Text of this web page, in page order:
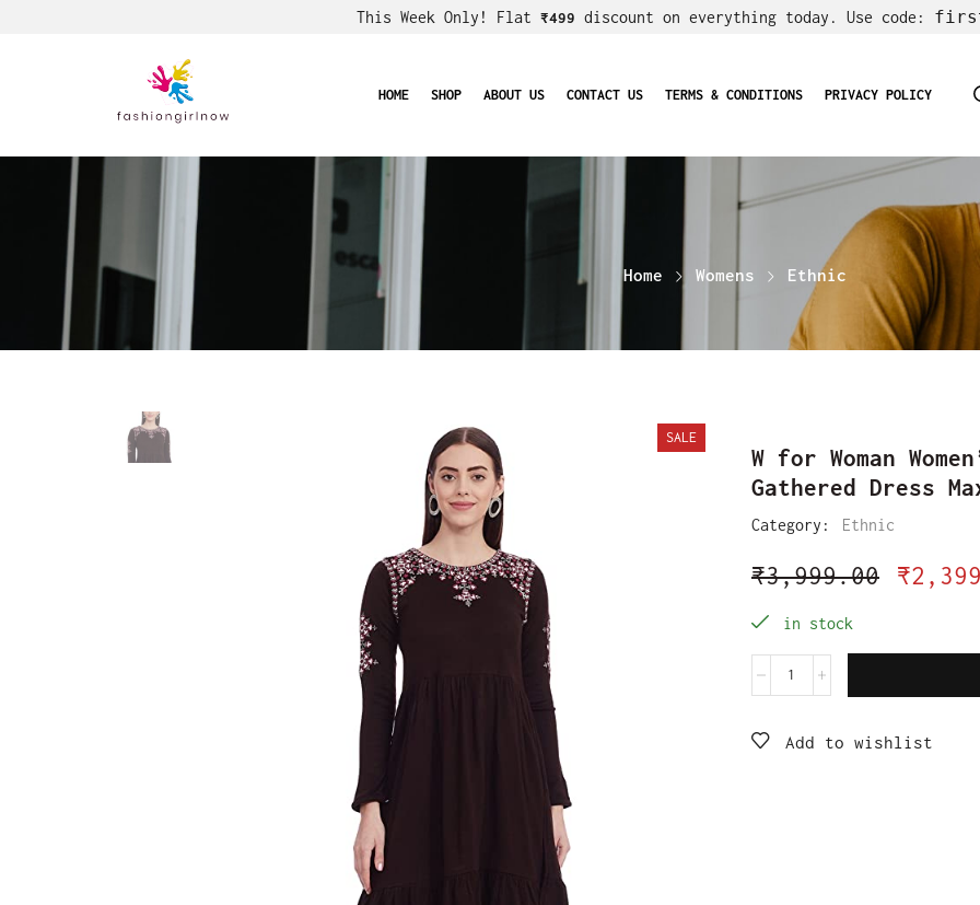
This Week Only! Flat ₹499 discount on everything today. Use code:
HOME SHOP ABOUT US CONTACT US TERMS & CONDITIONS PRIVACY POLICY
Home Womens Ethnic
SALE
W for Woman
Gathered Dress
Category: Ethnic
₹3,999.00 ₹
in stock
Add to wishlist